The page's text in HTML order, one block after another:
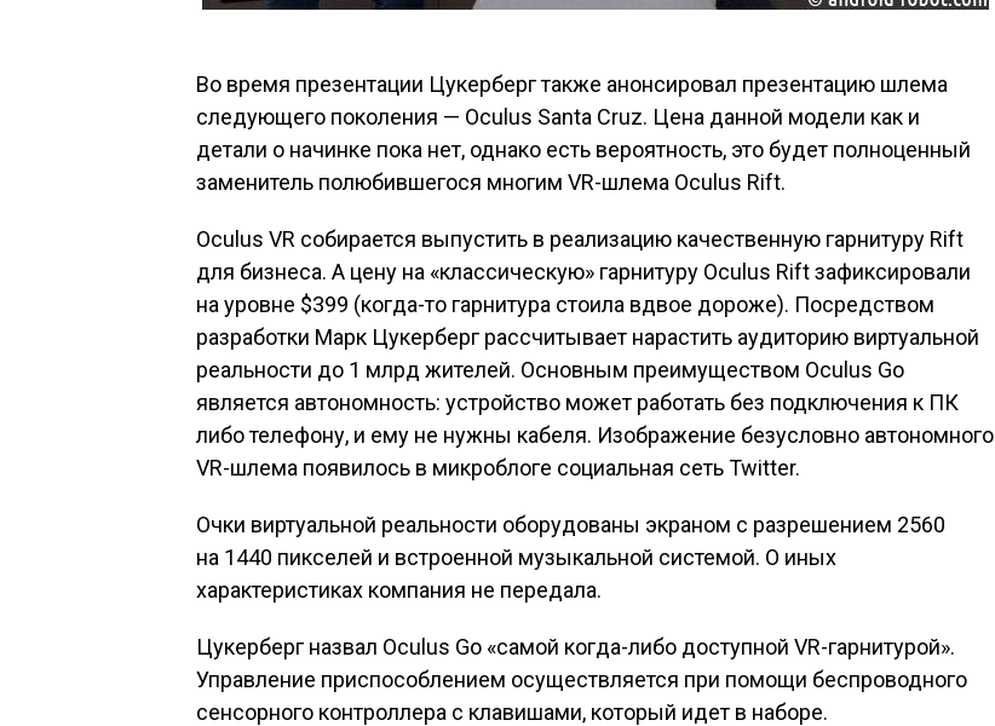
Во время презентации Цукерберг также анонсировал презентацию шлема
следующего поколения — Oculus Santa Cruz. Цена данной модели как и
детали о начинке пока нет, однако есть вероятность, это будет полноценный
заменитель полюбившегося многим VR-шлема Oculus Rift.
Oculus VR собирается выпустить в реализацию качественную гарнитуру Rift
для бизнеса. А цену на «классическую» гарнитуру Oculus Rift зафиксировали
на уровне $399 (когда-то гарнитура стоила вдвое дороже). Посредством
разработки Марк Цукерберг рассчитывает нарастить аудиторию виртуальной
реальности до 1 млрд жителей. Основным преимуществом Oculus Go
является автономность: устройство может работать без подключения к ПК
либо телефону, и ему не нужны кабеля. Изображение безусловно автономного
VR-шлема появилось в микроблоге социальная сеть Twitter.
Очки виртуальной реальности оборудованы экраном с разрешением 2560
на 1440 пикселей и встроенной музыкальной системой. О иных
характеристиках компания не передала.
Цукерберг назвал Oculus Go «самой когда-либо доступной VR-гарнитурой».
Управление приспособлением осуществляется при помощи беспроводного
сенсорного контроллера с клавишами, который идет в наборе.